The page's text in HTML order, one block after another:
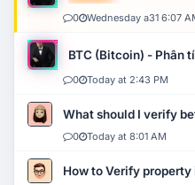
0 Wednesday a31 6:07
BTC (Bitcoin) - Phân
0 Today at 2:43 PM
What should I verify
0 Today at 8:01 AM
How to Verify property